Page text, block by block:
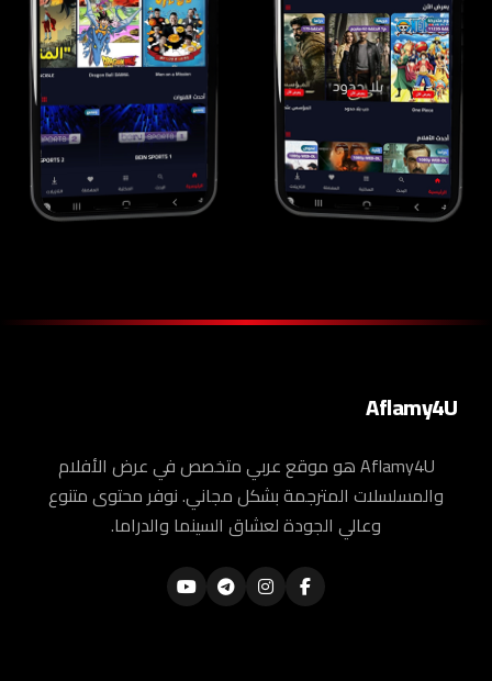
Aflamy4U
Aflamy4U هو موقع عربي متخصص في عرض الأفلام
والمسلسلات المترجمة بشكل مجاني. نوفر محتوى متنوع
وعالي الجودة لعشاق السينما والدراما.